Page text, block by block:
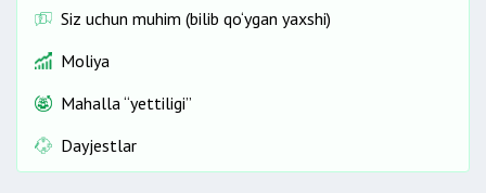
Siz uchun muhim (bilib qo‘ygan yaxshi)
Moliya
Mahalla “yettiligi”
Dayjestlar